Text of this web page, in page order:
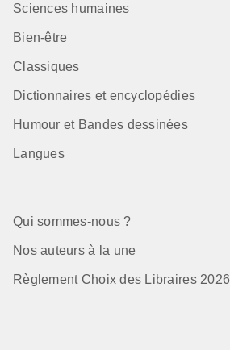
Sciences humaines
Bien-être
Classiques
Dictionnaires et encyclopédies
Humour et Bandes dessinées
Langues
Qui sommes-nous ?
Nos auteurs à la une
Règlement Choix des Libraires 2026